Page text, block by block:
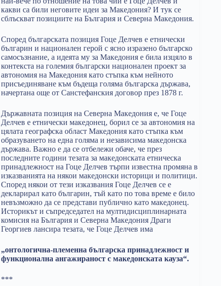
какви са били неговите идеи за Македония? И тук се
сблъскват позициите на България и Северна Македония.
Според българската позиция Гоце Делчев е етнически
българин и национален герой с ясно изразено българско
самосъзнание, а идеята му за Македония е била изцяло в
контекста на големия български национален проект за
автономия на Македония като стъпка към нейното
присъединяване към бъдеща голяма българска държава,
начертана още от Санстефанския договор през 1878 г.
Държавната позиция на Северна Македония е, че Гоце
Делчев е етнически македонец, борил се за автономия на
цялата географска област Македония като стъпка към
образуването на една голяма и независима македонска
държава. Важно е да се отбележи обаче, че през
последните години тезата за македонската етническа
принадлежност на Гоце Делчев търпи известна промяна в
изказванията на някои македонски историци и политици.
Според някои от тези изказвания Гоце Делчев се е
декларирал като българин, тъй като по това време е било
невъзможно да се представи публично като македонец.
Историкът и съпредседател на мултидисциплинарната
комисия на България и Северна Македония Драги
Георгиев лансира тезата, че Гоце Делчев има
„онтологична-племенна българска принадлежност и
функционална ангажираност с македонската кауза“.
***